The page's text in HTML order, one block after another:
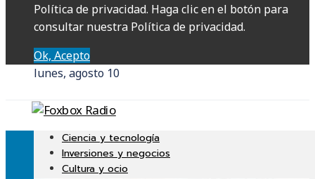
Política de privacidad. Haga clic en el botón para
consultar nuestra Política de privacidad.
Ok, Acepto
lunes, agosto 10
Ciencia y tecnología
Inversiones y negocios
Cultura y ocio